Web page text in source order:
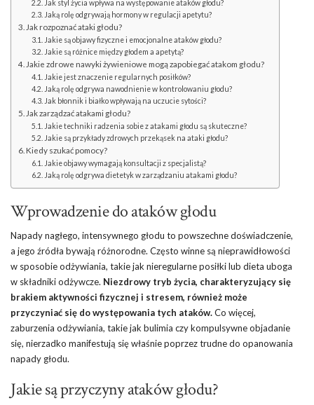
Jak styl życia wpływa na występowanie ataków głodu?
Jaką rolę odgrywają hormony w regulacji apetytu?
Jak rozpoznać ataki głodu?
Jakie są objawy fizyczne i emocjonalne ataków głodu?
Jakie są różnice między głodem a apetytą?
Jakie zdrowe nawyki żywieniowe mogą zapobiegać atakom głodu?
Jakie jest znaczenie regularnych posiłków?
Jaką rolę odgrywa nawodnienie w kontrolowaniu głodu?
Jak błonnik i białko wpływają na uczucie sytości?
Jak zarządzać atakami głodu?
Jakie techniki radzenia sobie z atakami głodu są skuteczne?
Jakie są przykłady zdrowych przekąsek na ataki głodu?
Kiedy szukać pomocy?
Jakie objawy wymagają konsultacji z specjalistą?
Jaką rolę odgrywa dietetyk w zarządzaniu atakami głodu?
Wprowadzenie do ataków głodu
Napady nagłego, intensywnego głodu to powszechne doświadczenie,
a jego źródła bywają różnorodne. Często winne są nieprawidłowości
w sposobie odżywiania, takie jak nieregularne posiłki lub dieta uboga
w składniki odżywcze. Niezdrowy tryb życia, charakteryzujący się
brakiem aktywności fizycznej i stresem, również może
przyczyniać się do występowania tych ataków.Co więcej,
zaburzenia odżywiania, takie jak bulimia czy kompulsywne objadanie
się, nierzadko manifestują się właśnie poprzez trudne do opanowania
napady głodu.
Jakie są przyczyny ataków głodu?